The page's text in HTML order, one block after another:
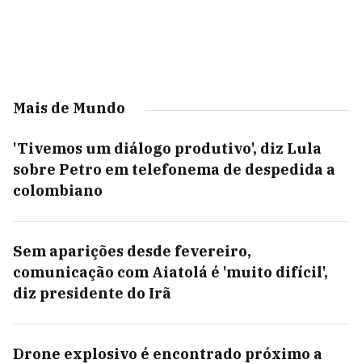
Mais de Mundo
'Tivemos um diálogo produtivo', diz Lula
sobre Petro em telefonema de despedida a
colombiano
Sem aparições desde fevereiro,
comunicação com Aiatolá é 'muito difícil',
diz presidente do Irã
Drone explosivo é encontrado próximo a